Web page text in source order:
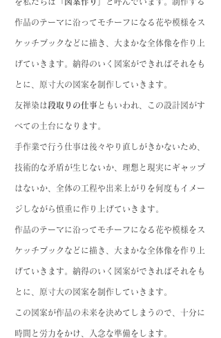
作品のテーマに沿ってモチーフになる花や模様をス
ケッチブックなどに描き、大まかな全体像を作り上
げていきます。納得のいく図案ができればそれをも
とに、原寸大の図案を制作していきます。
友禅染は段取りの仕事 ともいわれ、この設計図がす
べての土台になります。
手作業で行う仕事は後々やり直しがきかないため、
技術的な矛盾が生じないか、理想と現実にギャップ
はないか、全体の工程や出来上がりを何度もイメー
ジしながら慎重に作り上げていきます。
作品のテーマに沿ってモチーフになる花や模様をス
ケッチブックなどに描き、大まかな全体像を作り上
げていきます。納得のいく図案ができればそれをも
とに、原寸大の図案を制作していきます。
この図案が作品の未来を決めてしまうので、十分に
時間と労力をかけ、入念な準備をします。